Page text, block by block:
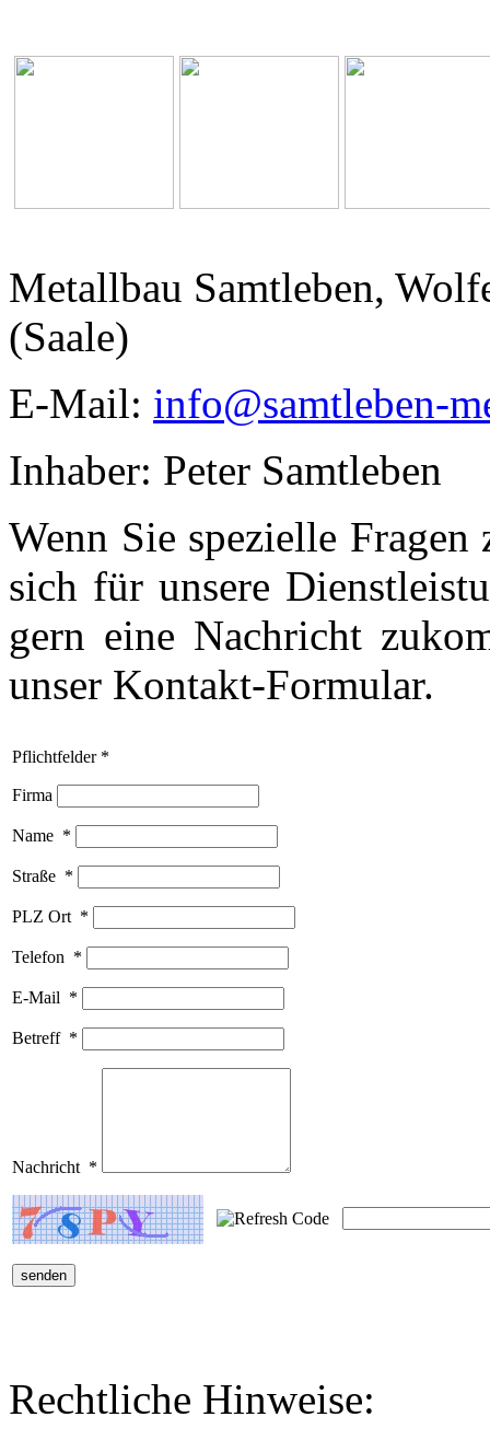
Metallbau Samtleben,
(Saale)
E-Mail: info@samtleben-
Inhaber: Peter Samtleben
Wenn Sie spezielle Fragen
sich für unsere
gern eine Nachricht
unser Kontakt-Formular.
Pflichtfelder *
Firma
Name *
Straße *
PLZ Ort *
Telefon *
E-Mail *
Betreff *
Nachricht *
Rechtliche Hinweise: